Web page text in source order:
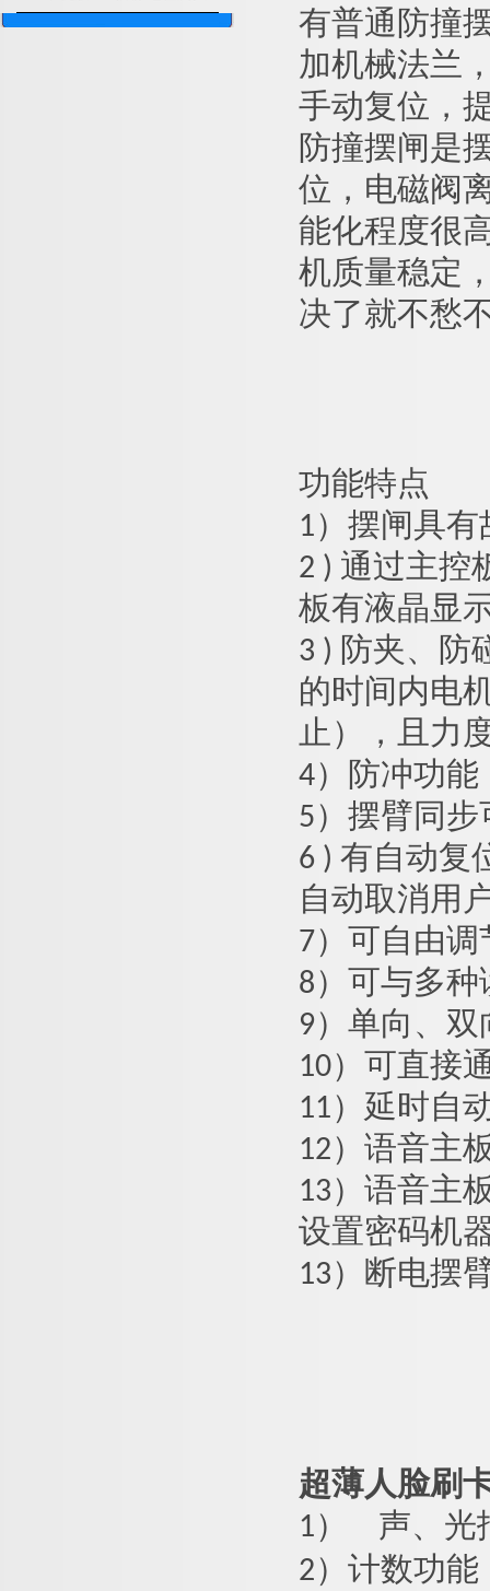
闸机
有普通防撞
加机械法兰
手动复位，
防撞摆闸是
位，电磁阀
能化程度很
机质量稳定
决了就不愁
功能特点
1） 摆闸 具有
2 ) 通过主控
板有液晶显
3 ) 防夹、防
的时间内电
止），且力
4）防冲功
5）摆臂同
6 ) 有自动复
自动取消用
7）可自由
8）可与多
9）单向、
10）可直接
11）延时自
12）语音主
13）语音主
设置密码机
13）断电摆
超薄人脸刷
1）
声、光
2）计数功能